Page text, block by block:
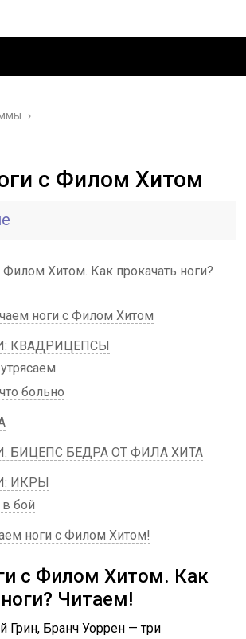
›
с Филом Хитом
Филом Хитом. Как прокачать ноги?
ноги с Филом Хитом
КВАДРИЦЕПСЫ
больно
БИЦЕПС БЕДРА ОТ ФИЛА ХИТА
ИКРЫ
бой
ноги с Филом Хитом!
с Филом Хитом. Как
Читаем!
Грин, Бранч Уоррен — три